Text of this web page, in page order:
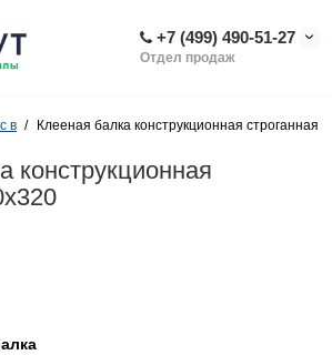
+7 (499) 490-51-27
Отдел продаж
в Клееная балка конструкционная строганная
конструкционная